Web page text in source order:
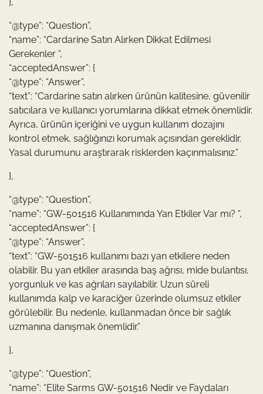
“@type”: “Question”,
“name”: “Cardarine Satın Alırken Dikkat Edilmesi
Gerekenler “,
“acceptedAnswer”: {
“@type”: “Answer”,
“text”: “Cardarine satın alırken ürünün kalitesine, güvenilir
satıcılara ve kullanıcı yorumlarına dikkat etmek önemlidir.
Ayrıca, ürünün içeriğini ve uygun kullanım dozajını
kontrol etmek, sağlığınızı korumak açısından gereklidir.
Yasal durumunu araştırarak risklerden kaçınmalısınız.”
},
“@type”: “Question”,
“name”: “GW-501516 Kullanımında Yan Etkiler Var mı? “,
“acceptedAnswer”: {
“@type”: “Answer”,
“text”: “GW-501516 kullanımı bazı yan etkilere neden
olabilir. Bu yan etkiler arasında baş ağrısı, mide bulantısı,
yorgunluk ve kas ağrıları sayılabilir. Uzun süreli
kullanımda kalp ve karaciğer üzerinde olumsuz etkiler
görülebilir. Bu nedenle, kullanmadan önce bir sağlık
uzmanına danışmak önemlidir.”
},
“@type”: “Question”,
“name”: “Elite Sarms GW-501516 Nedir ve Faydaları